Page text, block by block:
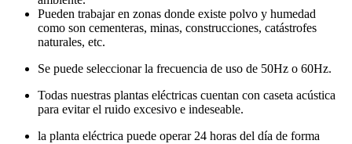
Pueden trabajar en zonas donde existe polvo y humedad
como son cementeras, minas, construcciones, catástrofes
naturales, etc.
Se puede seleccionar la frecuencia de uso de 50Hz o 60Hz.
Todas nuestras plantas eléctricas cuentan con caseta acústica
para evitar el ruido excesivo e indeseable.
la planta eléctrica puede operar 24 horas del día de forma